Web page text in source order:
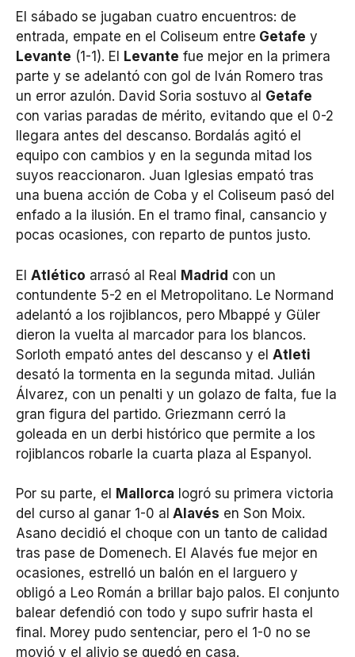
El sábado se jugaban cuatro encuentros: de
entrada, empate en el Coliseum entre Getafe y
Levante (1-1). El Levante fue mejor en la primera
parte y se adelantó con gol de Iván Romero tras
un error azulón. David Soria sostuvo al Getafe
con varias paradas de mérito, evitando que el 0-2
llegara antes del descanso. Bordalás agitó el
equipo con cambios y en la segunda mitad los
suyos reaccionaron. Juan Iglesias empató tras
una buena acción de Coba y el Coliseum pasó del
enfado a la ilusión. En el tramo final, cansancio y
pocas ocasiones, con reparto de puntos justo.
El Atlético arrasó al Real Madrid con un
contundente 5-2 en el Metropolitano. Le Normand
adelantó a los rojiblancos, pero Mbappé y Güler
dieron la vuelta al marcador para los blancos.
Sorloth empató antes del descanso y el Atleti
desató la tormenta en la segunda mitad. Julián
Álvarez, con un penalti y un golazo de falta, fue la
gran figura del partido. Griezmann cerró la
goleada en un derbi histórico que permite a los
rojiblancos robarle la cuarta plaza al Espanyol.
Por su parte, el Mallorca logró su primera victoria
del curso al ganar 1-0 al Alavés en Son Moix.
Asano decidió el choque con un tanto de calidad
tras pase de Domenech. El Alavés fue mejor en
ocasiones, estrelló un balón en el larguero y
obligó a Leo Román a brillar bajo palos. El conjunto
balear defendió con todo y supo sufrir hasta el
final. Morey pudo sentenciar, pero el 1-0 no se
movió y el alivio se quedó en casa.